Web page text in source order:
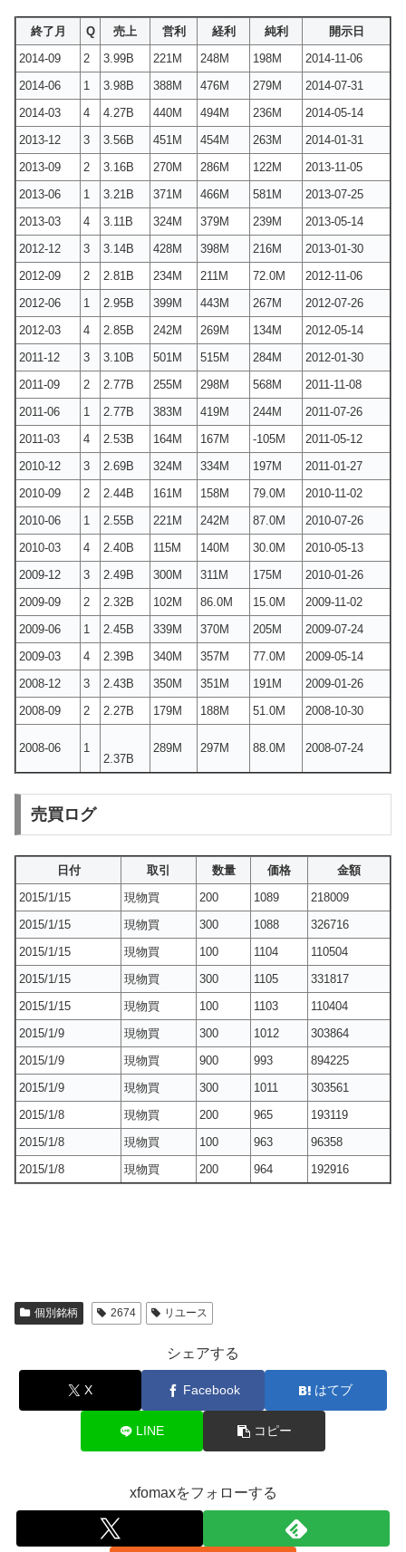
終了月 Q 売上 営利 経利 純利
開示日
2014-09
2 3.99B 221M 248M 198M
2014-11-06
2014-06
1 3.98B 388M 476M 279M
2014-07-31
2014-03
4 4.27B 440M 494M 236M
2014-05-14
2013-12
3 3.56B 451M 454M 263M
2014-01-31
2013-09
2 3.16B 270M 286M 122M
2013-11-05
2013-06
1 3.21B 371M 466M 581M
2013-07-25
2013-03
4 3.11B 324M 379M 239M
2013-05-14
2012-12
3 3.14B 428M 398M 216M
2013-01-30
2012-09
2 2.81B 234M 211M 72.0M
2012-11-06
2012-06
1 2.95B 399M 443M 267M
2012-07-26
2012-03
4 2.85B 242M 269M 134M
2012-05-14
2011-12
3 3.10B 501M 515M 284M
2012-01-30
2011-09
2 2.77B 255M 298M 568M
2011-11-08
2011-06
1 2.77B 383M 419M 244M
2011-07-26
2011-03
4 2.53B 164M 167M -105M
2011-05-12
2010-12
3 2.69B 324M 334M 197M
2011-01-27
2010-09
2 2.44B 161M 158M 79.0M
2010-11-02
2010-06
1 2.55B 221M 242M 87.0M
2010-07-26
2010-03
4 2.40B 115M 140M 30.0M
2010-05-13
2009-12
3 2.49B 300M 311M 175M
2010-01-26
2009-09
2 2.32B 102M 86.0M 15.0M
2009-11-02
2009-06
1 2.45B 339M 370M 205M
2009-07-24
2009-03
4 2.39B 340M 357M 77.0M
2009-05-14
2008-12
3 2.43B 350M 351M 191M
2009-01-26
2008-09
2 2.27B 179M 188M 51.0M 2008-10-30
2008-06
1
2.37B
289M 297M 88.0M 2008-07-24
売買ログ
日付 取引 数量 価格
金額
2015/1/15
現物買 200 1089
218009
2015/1/15
現物買 300 1088
326716
2015/1/15
現物買 100 1104
110504
2015/1/15
現物買 300 1105
331817
2015/1/15
現物買 100 1103
110404
2015/1/9
現物買 300 1012
303864
2015/1/9
現物買 900 993
894225
2015/1/9
現物買 300 1011
303561
2015/1/8
現物買 200 965
193119
2015/1/8
現物買 100 963
96358
2015/1/8
現物買 200 964 192916
個別銘柄 2674 リユース
シェアする
X Facebook はてブ
LINE コピー
xfomaxをフォローする